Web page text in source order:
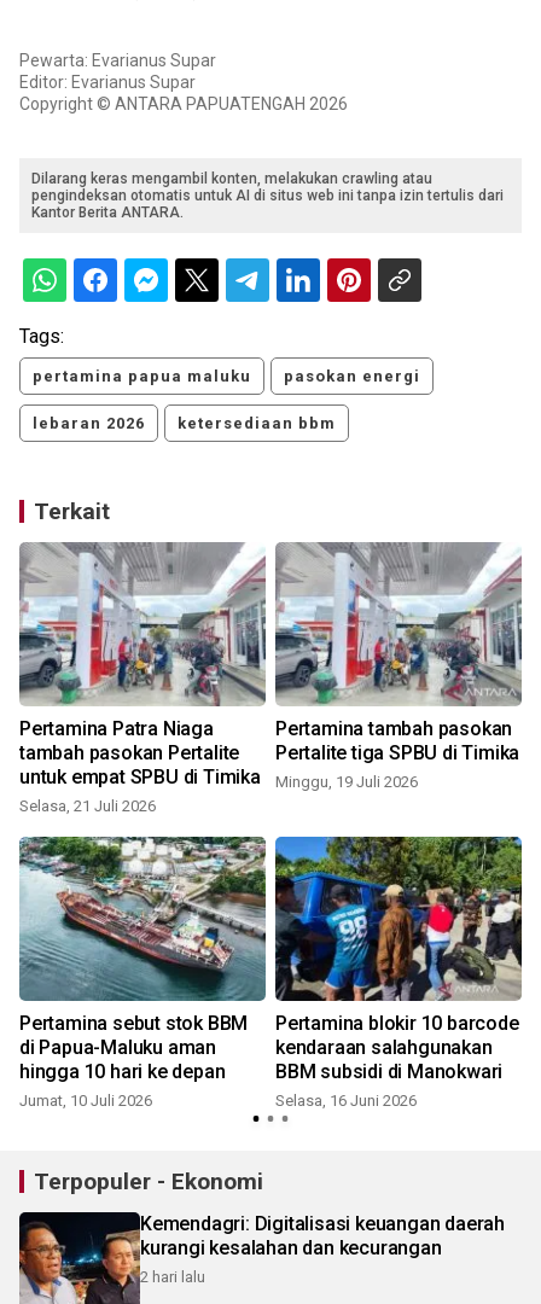
Pewarta: Evarianus Supar
Editor: Evarianus Supar
Copyright © ANTARA PAPUATENGAH 2026
Dilarang keras mengambil konten, melakukan crawling atau
pengindeksan otomatis untuk AI di situs web ini tanpa izin tertulis dari
Kantor Berita ANTARA.
Tags:
pertamina papua maluku pasokan energi
lebaran 2026 ketersediaan bbm
Terkait
Pertamina Patra Niaga
tambah pasokan Pertalite
untuk empat SPBU di Timika
Selasa, 21 Juli 2026
Pertamina tambah pasokan
Pertalite tiga SPBU di Timika
Minggu, 19 Juli 2026
Pertamina sebut stok BBM
di Papua-Maluku aman
hingga 10 hari ke depan
Jumat, 10 Juli 2026
Pertamina blokir 10 barcode
kendaraan salahgunakan
BBM subsidi di Manokwari
Selasa, 16 Juni 2026
Terpopuler - Ekonomi
Kemendagri: Digitalisasi keuangan daerah
kurangi kesalahan dan kecurangan
2 hari lalu